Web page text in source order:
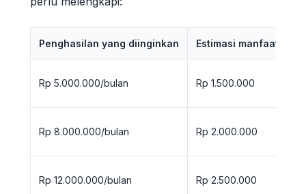
Penghasilan yang diinginkan Estimasi manfaat BPJS
Rp 5.000.000/bulan Rp 1.500.000
Rp 8.000.000/bulan Rp 2.000.000
Rp 12.000.000/bulan Rp 2.500.000